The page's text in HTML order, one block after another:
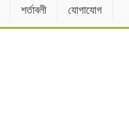
শর্তাবলী যোগাযোগ